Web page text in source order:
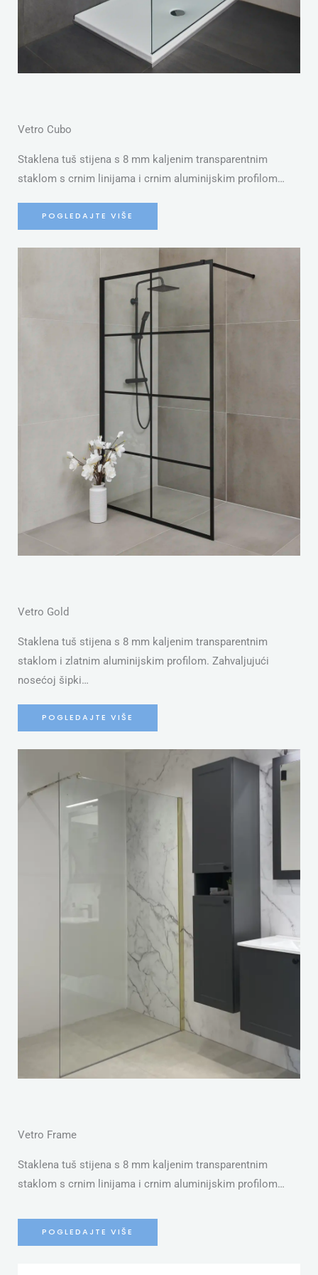
Vetro Cubo
Staklena tuš stijena s 8 mm kaljenim transparentnim
staklom s crnim linijama i crnim aluminijskim profilom…
POGLEDAJTE VIŠE
Vetro Gold
Staklena tuš stijena s 8 mm kaljenim transparentnim
staklom i zlatnim aluminijskim profilom. Zahvaljujući
nosećoj šipki…
POGLEDAJTE VIŠE
Vetro Frame
Staklena tuš stijena s 8 mm kaljenim transparentnim
staklom s crnim linijama i crnim aluminijskim profilom…
POGLEDAJTE VIŠE